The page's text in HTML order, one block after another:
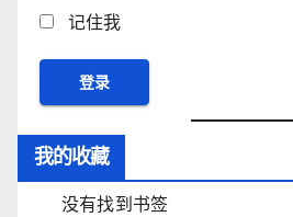
记住我
我的收藏
没有找到书签